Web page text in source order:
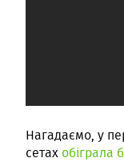
Нагадаємо, у
сетах обіграла